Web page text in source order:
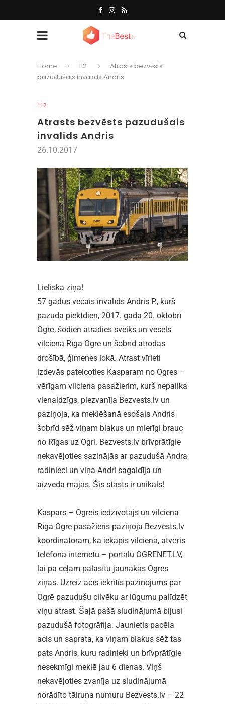
Home 112
Atrasts bezvēsts
pazudušais invalīds Andris
112
Atrasts bezvēsts pazudušais
invalīds Andris
26.10.2017
Lieliska ziņa!
57 gadus vecais invalīds Andris P., kurš
pazuda piektdien, 2017. gada 20. oktobrī
Ogrē, šodien atradies sveiks un vesels
vilcienā Rīga-Ogre un šobrīd atrodas
drošībā, ģimenes lokā. Atrast vīrieti
izdevās pateicoties Kasparam no Ogres –
vērīgam vilciena pasažierim, kurš nepalika
vienaldzīgs, piezvanīja Bezvests.lv un
paziņoja, ka meklēšanā esošais Andris
šobrīd sēž viņam blakus un mierīgi brauc
no Rīgas uz Ogri. Bezvests.lv brīvprātīgie
nekavējoties sazinājās ar pazudušā Andra
radinieci un viņa Andri sagaidīja un
aizveda mājās. Šis stāsts ir unikāls!
Kaspars – Ogreis iedzīvotājs un vilciena
Rīga-Ogre pasažieris paziņoja Bezvests.lv
koordinatoram, ka iekāpis vilcienā, atvēris
telefonā internetu – portālu OGRENET.LV,
lai pa ceļam palasītu jaunākās Ogres
ziņas. Uzreiz acīs iekritis paziņojums par
Ogrē pazudušu cilvēku ar lūgumu palīdzēt
viņu atrast. Šajā pašā sludinājumā bijusi
pazudušā fotogrāfija. Jaunietis pacēla
acis un saprata, ka viņam blakus sēž tas
pats Andris, kuru radinieki un brīvprātīgie
nesekmīgi meklē jau 6 dienas. Viņš
nekavējoties zvanīja uz sludinājumā
norādīto tālruņa numuru Bezvests.lv – 22